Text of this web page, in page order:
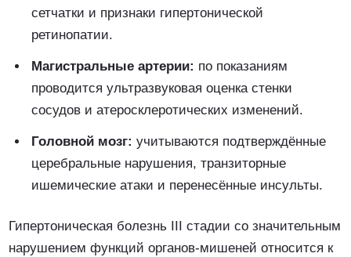
сетчатки и признаки гипертонической
ретинопатии.
Магистральные артерии: по показаниям
проводится ультразвуковая оценка стенки
сосудов и атеросклеротических изменений.
Головной мозг: учитываются подтверждённые
церебральные нарушения, транзиторные
ишемические атаки и перенесённые инсульты.
Гипертоническая болезнь III стадии со значительным
нарушением функций органов-мишеней относится к